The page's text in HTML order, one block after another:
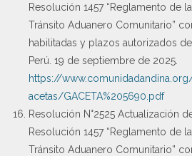
Resolución 1457 “Reglamento de
Tránsito Aduanero Comunitario”
habilitadas y plazos autorizados
Perú. 19 de septiembre de 2025.
https://
acetas/GACETA%205690.pdf
Resolución N°2525 Actualización
Resolución 1457 “Reglamento de
Tránsito Aduanero Comunitario”